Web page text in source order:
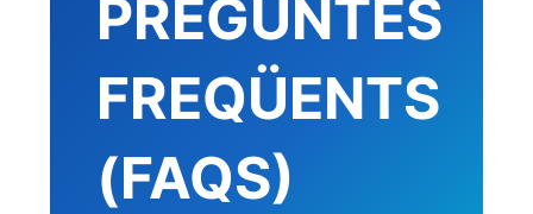
PREGUNTES
FREQÜENTS
(FAQS)